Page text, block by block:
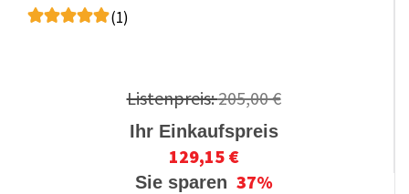
(1)
Listenpreis:205,00 €
Ihr Einkaufspreis
129,15 €
Sie sparen 37%